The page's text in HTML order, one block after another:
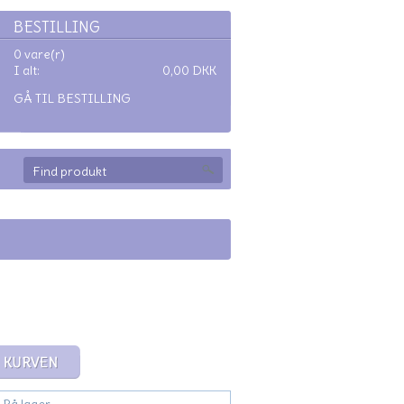
BESTILLING
0 vare(r)
I alt:
0,00 DKK
GÅ TIL BESTILLING